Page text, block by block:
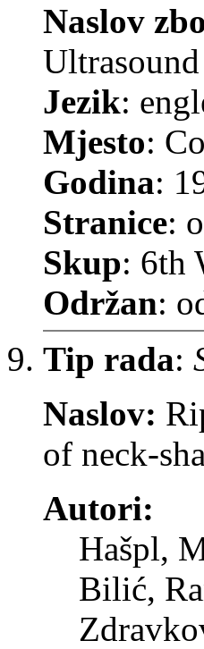
Naslov
Ultrasound
Jezik:
Mjesto:
Godina:
Stranice:
Skup: 6th
Održan:
Tip rada:
Naslov:
of neck-
Autori:
Hašpl,
Bilić,